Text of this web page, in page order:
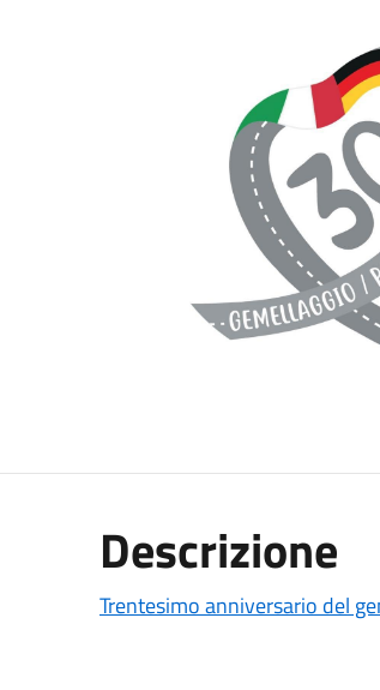
Descrizione
Trentesimo anniversario del